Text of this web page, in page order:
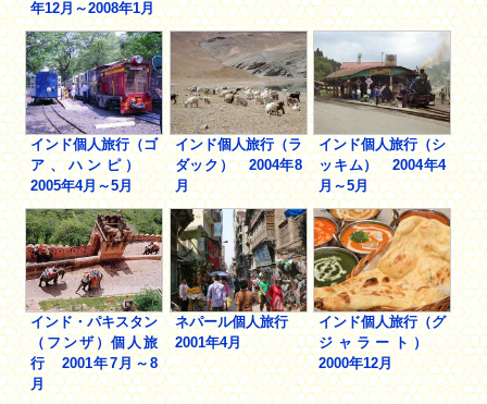
年12月～2008年1月
インド個人旅行（ゴ
ア、ハンピ）
2005年4月～5月
インド個人旅行（ラ
ダック） 2004年8
月
インド個人旅行（シ
ッキム） 2004年4
月～5月
インド・パキスタン
（フンザ）個人旅
行 2001年7月～8
月
ネパール個人旅行
2001年4月
インド個人旅行（グ
ジャラート）
2000年12月